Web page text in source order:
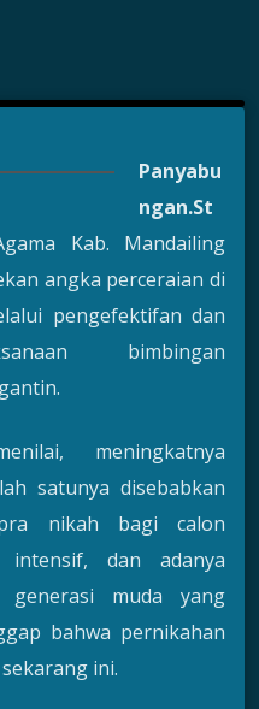
Panyabu
ngan.St
Kab. Mandailing
angka perceraian di
pengefektifan dan
bimbingan
meningkatnya
satunya disebabkan
nikah bagi calon
dan adanya
generasi muda yang
bahwa pernikahan
ini.